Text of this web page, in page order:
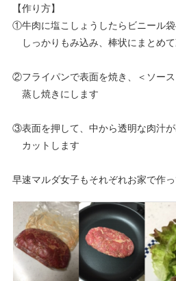
【作り方】
①牛肉に塩こしょうしたらビニール
しっかりもみ込み、棒状にまとめ
②フライパンで表面を焼き、＜ソー
蒸し焼きにします
③表面を押して、中から透明な肉汁が
カットします
早速マルダ女子もそれぞれお家で作っ